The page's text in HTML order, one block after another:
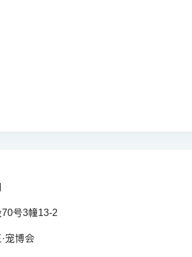
号3幢13-2
宠博会